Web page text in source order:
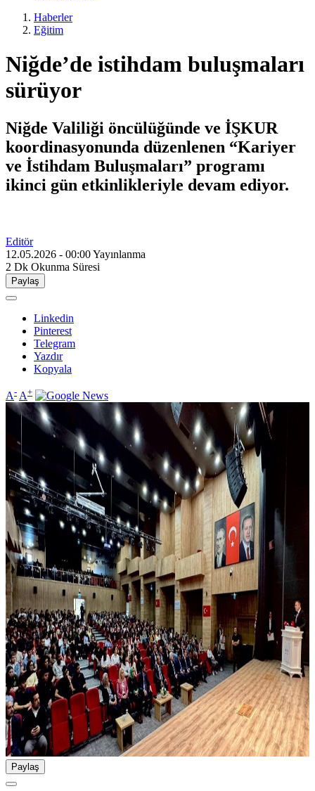
Haberler
Eğitim
Niğde’de istihdam buluşmaları
sürüyor
Niğde Valiliği öncülüğünde ve İŞKUR
koordinasyonunda düzenlenen “Kariyer
ve İstihdam Buluşmaları” programı
ikinci gün etkinlikleriyle devam ediyor.
Editör
12.05.2026 - 00:00Yayınlanma
2 Dk Okunma Süresi
Paylaş
Linkedin
Pinterest
Telegram
Yazdır
Kopyala
A- A+
Paylaş